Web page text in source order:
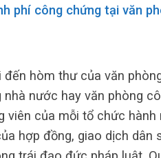
phí công chứng tại văn
hòm thư của văn
nước hay văn phòng
viên của mỗi tổ chức
hợp đồng, giao dịch dân